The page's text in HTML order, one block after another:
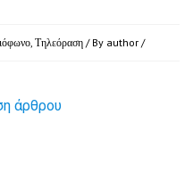
Τηλεόραση / By author /
άρθρου